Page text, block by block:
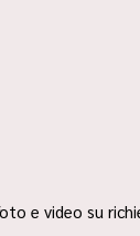
e video su